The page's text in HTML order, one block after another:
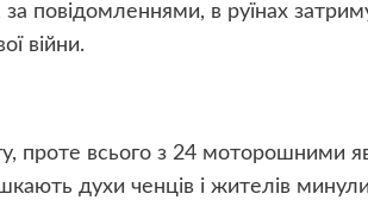
повідомленнями, в руїнах
війни.
проте всього з 24 моторошними
духи ченців і жителів